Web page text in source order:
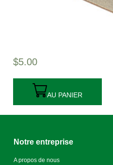
$5.00
AU PANIER
Notre entreprise
A propos de nous